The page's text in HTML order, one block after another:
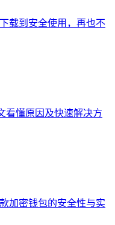
载到安全使用，再也不
看懂原因及快速解决方
加密钱包的安全性与实